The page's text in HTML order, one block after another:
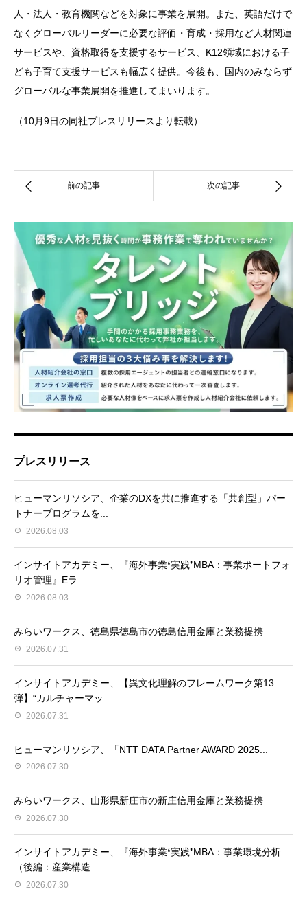
人・法人・教育機関などを対象に事業を展開。また、英語だけで
なくグローバルリーダーに必要な評価・育成・採用など人材関連
サービスや、資格取得を支援するサービス、K12領域における子
ども子育て支援サービスも幅広く提供。今後も、国内のみならず
グローバルな事業展開を推進してまいります。
（10月9日の同社プレスリリースより転載）
プレスリリース
ヒューマンリソシア、企業のDXを共に推進する「共創型」パー
トナープログラムを...
2026.08.03
インサイトアカデミー、『海外事業❛実践❜MBA：事業ポートフォ
リオ管理』Eラ...
2026.08.03
みらいワークス、徳島県徳島市の徳島信用金庫と業務提携
2026.07.31
インサイトアカデミー、【異⽂化理解のフレームワーク第13
弾】“カルチャーマッ...
2026.07.31
ヒューマンリソシア、「NTT DATA Partner AWARD 2025...
2026.07.30
みらいワークス、山形県新庄市の新庄信用金庫と業務提携
2026.07.30
インサイトアカデミー、『海外事業❛実践❜MBA：事業環境分析
（後編：産業構造...
2026.07.30